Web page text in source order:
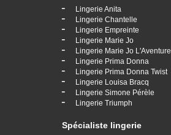
- Lingerie Anita
- Lingerie Chantelle
- Lingerie Empreinte
- Lingerie Marie Jo
- Lingerie Marie Jo L'Aventure
- Lingerie Prima Donna
- Lingerie Prima Donna Twist
- Lingerie Louisa Bracq
- Lingerie Simone Pérèle
- Lingerie Triumph
Spécialiste lingerie